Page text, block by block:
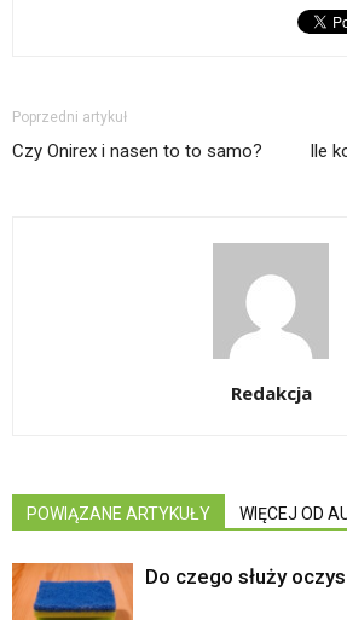
Poprzedni artykuł
Czy Onirex i nasen to to samo? Ile
Redakcja
POWIĄZANE ARTYKUŁY WIĘCEJ OD
Do czego służy